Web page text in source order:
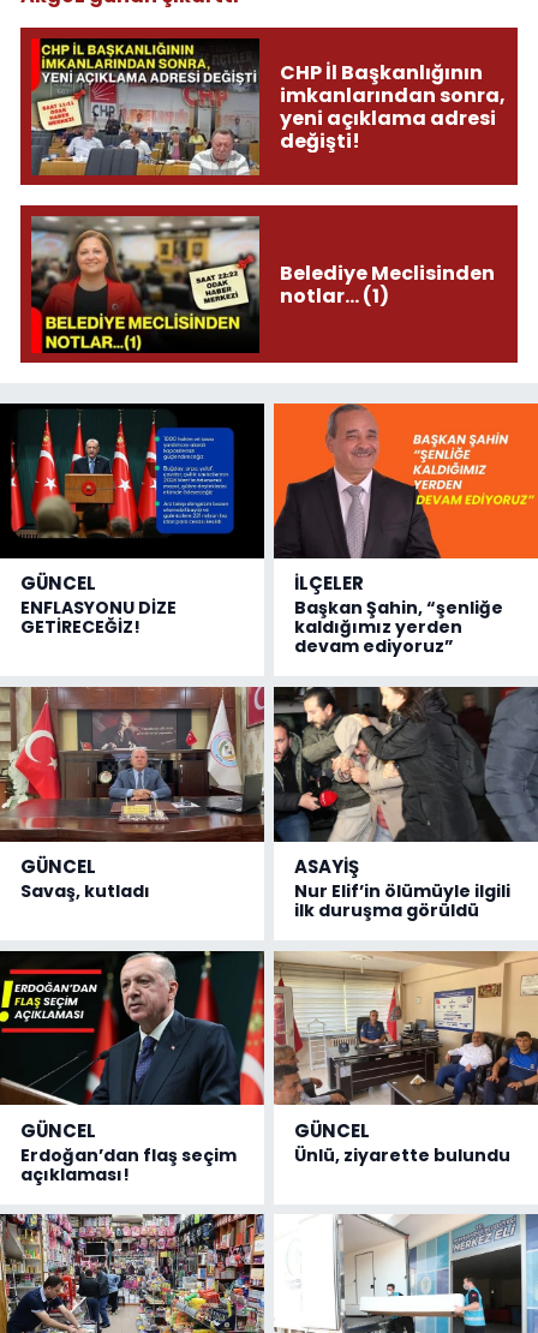
CHP İl Başkanlığının
imkanlarından sonra,
yeni açıklama adresi
değişti!
Belediye Meclisinden
notlar... (1)
GÜNCEL
ENFLASYONU DİZE
GETİRECEĞİZ!
İLÇELER
Başkan Şahin, “şenliğe
kaldığımız yerden
devam ediyoruz”
GÜNCEL
Savaş, kutladı
ASAYİŞ
Nur Elif’in ölümüyle ilgili
ilk duruşma görüldü
GÜNCEL
Erdoğan’dan flaş seçim
açıklaması!
GÜNCEL
Ünlü, ziyarette bulundu